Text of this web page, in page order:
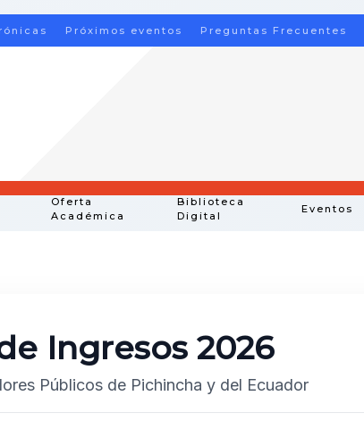
Próximos eventos Preguntas Frecuentes
Oferta
Académica
Biblioteca
Digital
Eventos
Ingresos 2026
Públicos de Pichincha y del Ecuador